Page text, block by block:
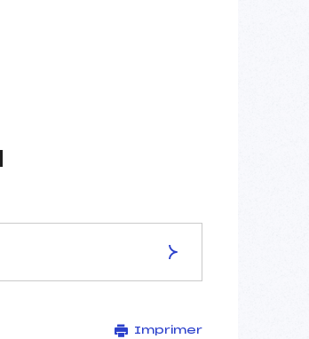
PISTE DE POUTRAN
Imprimer